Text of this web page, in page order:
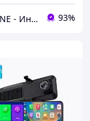
AlphaZONE - Интернет гипермаркет 93%